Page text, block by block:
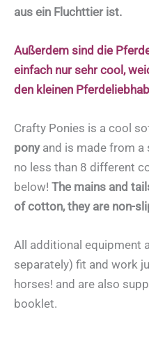
aus ein Fluchttier ist.
Außerdem sind die
einfach nur sehr cool,
den kleinen
Crafty Ponies is a cool
ponyand is made from a
no less than 8 different
below! The mains and
of cotton, they are non-
All additional equipment
separately) fit and work
horses! and are also
booklet.